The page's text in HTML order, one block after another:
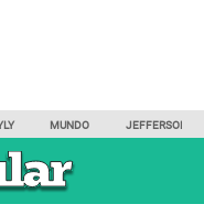
MUNDO JEFFERSON